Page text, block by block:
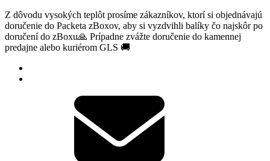
Z dôvodu vysokých teplôt prosíme zákazníkov, ktorí si objednávajú
doručenie do Packeta zBoxov, aby si vyzdvihli balíky čo najskôr po
doručení do zBoxu🙏 Prípadne zvážte doručenie do kamennej
predajne alebo kuriérom GLS 🚚